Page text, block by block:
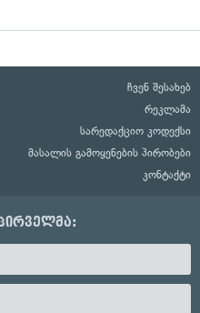
ჩვენ შესახებ
რეკლამა
სარედაქციო კოდექსი
მასალის გამოყენების პირობები
კონტაქტი